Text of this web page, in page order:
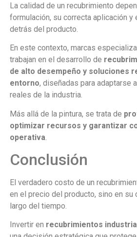
La calidad de un recubrimiento
formulación, su correcta aplicación y
detrás del producto.
En este contexto, marcas
trabajan en el desarrollo de
de alto desempeño y soluciones
entorno, diseñadas para adaptarse
reales de la industria.
Más allá de la pintura, se trata de
optimizar recursos y garantizar
operativa
Conclusión
El verdadero costo de un
en el precio del producto, sino en su
largo del tiempo.
Invertir en recubrimientos